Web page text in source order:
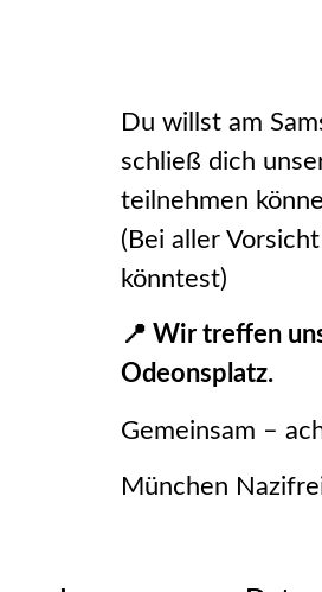
Du willst am
schließ dich
teilnehmen
(Bei aller
könntest)
📍 Wir treffen
Odeonsplatz.
Gemeinsam –
München